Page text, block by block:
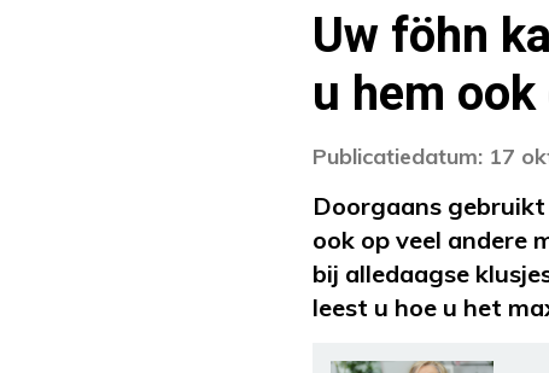
Uw föhn
u hem
Publicatiedatum: 17
Doorgaans
ook op veel andere
bij alledaagse
leest u hoe u het